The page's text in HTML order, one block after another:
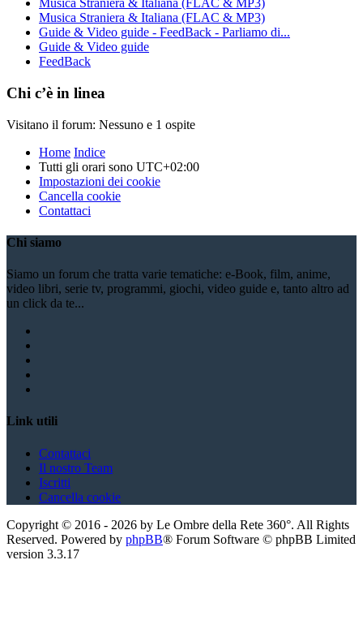
Musica Straniera & Italiana (FLAC & MP3)
Musica Straniera & Italiana (FLAC & MP3)
Guide & Video guide - FeedBack - Parliamo di...
Guide & Video guide
FeedBack
Chi c’è in linea
Visitano il forum: Nessuno e 1 ospite
Home Indice
Tutti gli orari sono UTC+02:00
Impostazioni dei cookie
Cancella cookie
Contattaci
Chi siamo
Siamo un forum che tratta varie tematiche: e-Book, film, anime,
video libri, serie tv, programmi, giochi, video guide e, tanto altro ad
un click da te...
Link utili
Contattaci
Il nostro Team
Iscritti
Cancella cookie
Copyright © 2016 - 2026 by Le Ombre della Rete 360°. All Rights
Reserved. Powered by phpBB® Forum Software © phpBB Limited
version 3.3.17